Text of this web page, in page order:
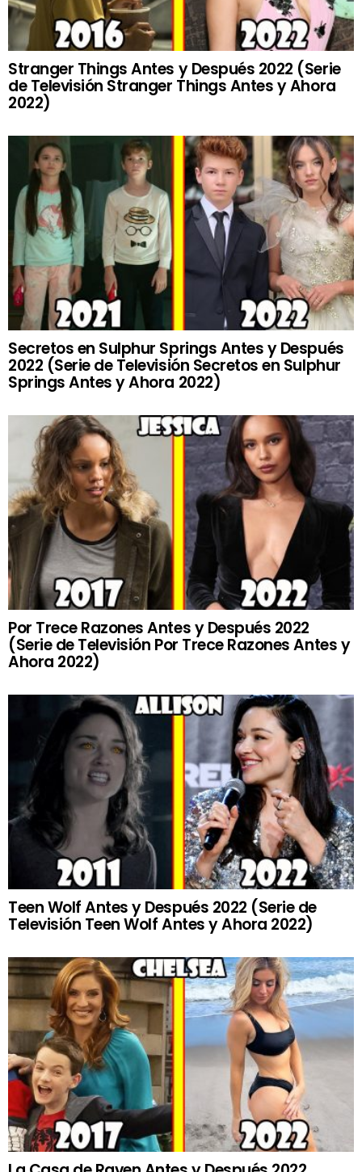
Stranger Things Antes y Después 2022 (Serie
de Televisión Stranger Things Antes y Ahora
2022)
Secretos en Sulphur Springs Antes y Después
2022 (Serie de Televisión Secretos en Sulphur
Springs Antes y Ahora 2022)
Por Trece Razones Antes y Después 2022
(Serie de Televisión Por Trece Razones Antes y
Ahora 2022)
Teen Wolf Antes y Después 2022 (Serie de
Televisión Teen Wolf Antes y Ahora 2022)